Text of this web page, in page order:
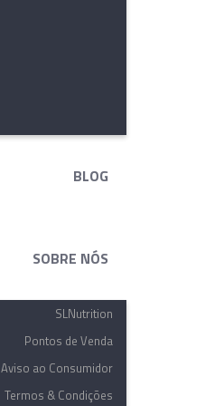
BLOG
SOBRE NÓS
SLNutrition
Pontos de Venda
Aviso ao Consumidor
Termos & Condições